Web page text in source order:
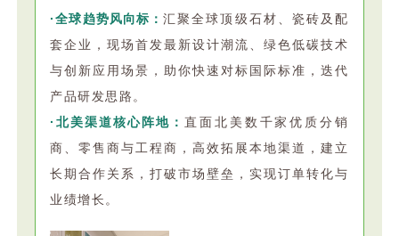
·全球趋势风向标：汇聚全球顶级石材、瓷砖及配
套企业，现场首发最新设计潮流、绿色低碳技术
与创新应用场景，助你快速对标国际标准，迭代
产品研发思路。
·北美渠道核心阵地： 直面北美数千家优质分销
商、零售商与工程商，高效拓展本地渠道，建立
长期合作关系，打破市场壁垒，实现订单转化与
业绩增长。